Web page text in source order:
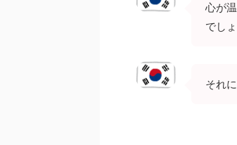
心が
でし
それ